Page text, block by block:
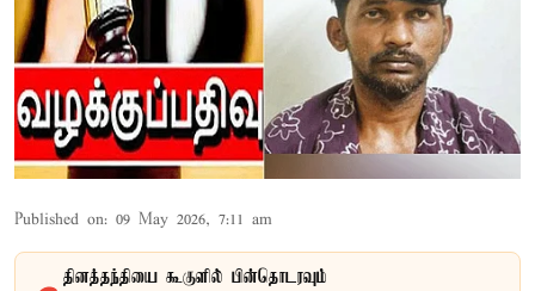
Published on: 09 May 2026, 7:11 am
தினத்தந்தியை கூகுளில் பின்தொடரவும்